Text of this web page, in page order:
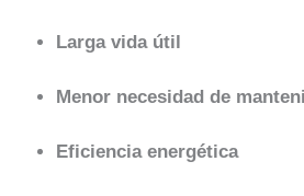
Larga vida útil
Menor necesidad de
Eficiencia energética